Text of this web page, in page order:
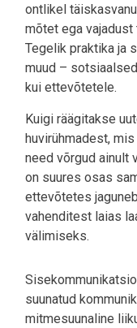
ontlikel
mõtet ega vajadust
Tegelik praktika ja
muud –
kui ettevõtetele.
Kuigi räägitakse
huvirühmadest,
need võrgud ainult
on suures osas
ettevõtetes
vahenditest laias
välimiseks.
suunatud
mitmesuunaline